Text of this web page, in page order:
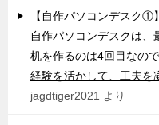
【自作パソコンデスク①】
自作パソコンデスクは、
机を作るのは4回目なの
経験を活かして、工夫を
jagdtiger2021 より